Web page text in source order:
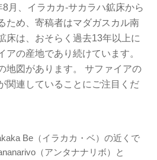
月、イラカカ-サカラハ鉱床から
ため、寄稿者はマダガスカル南
床は、おそらく過去13年以上に
アの産地であり続けています。
地図があります。 サファイアの
関連していることにご注目くだ
Be（イラカカ・ベ）の近くで
（アンタナナリボ）と